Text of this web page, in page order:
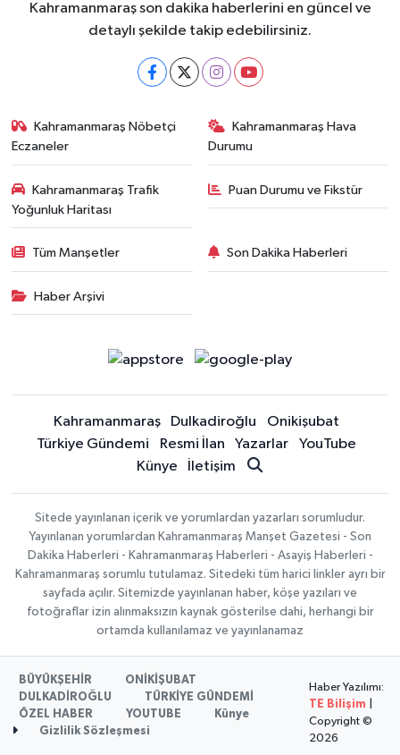
Kahramanmaraş son dakika haberlerini en güncel ve
detaylı şekilde takip edebilirsiniz.
Kahramanmaraş Nöbetçi
Eczaneler
Kahramanmaraş Hava
Durumu
Kahramanmaraş Trafik
Yoğunluk Haritası
Puan Durumu ve Fikstür
Tüm Manşetler Son Dakika Haberleri
Haber Arşivi
Kahramanmaraş Dulkadiroğlu
Onikişubat
Türkiye Gündemi
Resmi İlan Yazarlar
YouTube
Künye
İletişim
Sitede yayınlanan içerik ve yorumlardan yazarları sorumludur.
Yayınlanan yorumlardan Kahramanmaraş Manşet Gazetesi - Son
Dakika Haberleri - Kahramanmaraş Haberleri - Asayiş Haberleri -
Kahramanmaraş sorumlu tutulamaz. Sitedeki tüm harici linkler ayrı bir
sayfada açılır. Sitemizde yayınlanan haber, köşe yazıları ve
fotoğraflar izin alınmaksızın kaynak gösterilse dahi, herhangi bir
ortamda kullanılamaz ve yayınlanamaz
BÜYÜKŞEHİR
ONİKİŞUBAT
DULKADİROĞLU
TÜRKİYE GÜNDEMİ
ÖZEL HABER
YOUTUBE
Künye
Gizlilik Sözleşmesi
Haber Yazılımı:
TE Bilişim
Copyright ©
2026